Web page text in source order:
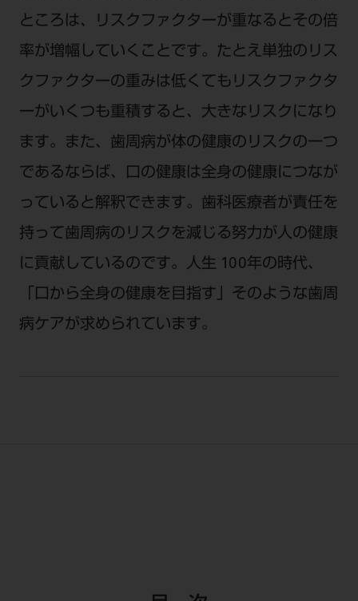
ところは、リスクファクターが重なるとその倍
率が増幅していくことです。たとえ単独のリス
クファクターの重みは低くてもリスクファクタ
ーがいくつも重積すると、大きなリスクになり
ます。また、歯周病が体の健康のリスクの一つ
であるならば、口の健康は全身の健康につなが
っていると解釈できます。歯科医療者が責任を
持って歯周病のリスクを減じる努力が人の健康
に貢献しているのです。人生 100年の時代、
「口から全身の健康を目指す」そのような歯周
病ケアが求められています。